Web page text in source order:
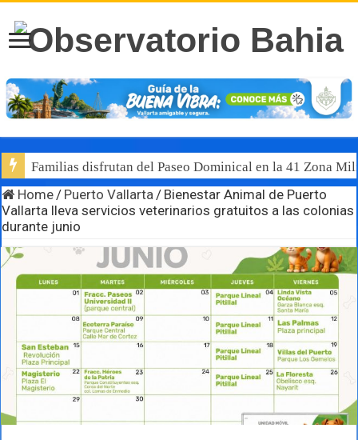
Familias disfrutan del Paseo Dominical en la 41 Zona
Home / Puerto Vallarta / Bienestar Animal de Puerto
Vallarta lleva servicios veterinarios gratuitos a las colonias
durante junio